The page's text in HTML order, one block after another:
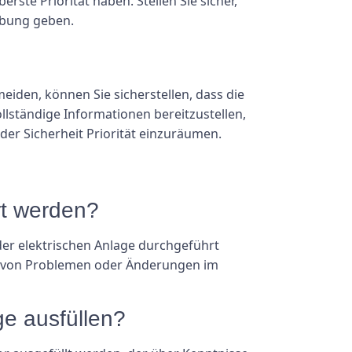
geben.
können Sie sicherstellen, dass die
Informationen bereitzustellen,
Sicherheit Priorität einzuräumen.
werden?
elektrischen Anlage durchgeführt
Problemen oder Änderungen im
ausfüllen?